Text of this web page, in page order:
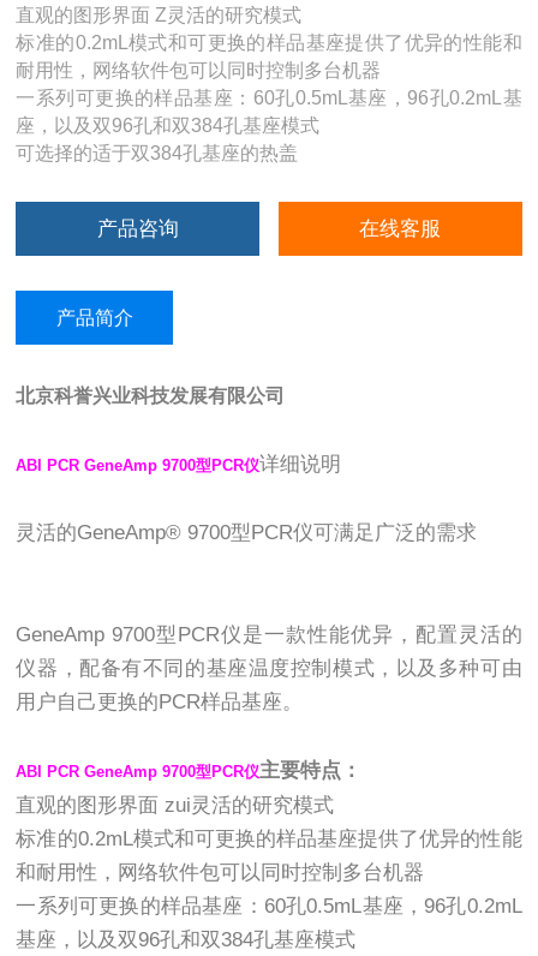
直观的图形界面 Z灵活的研究模式
标准的0.2mL模式和可更换的样品基座提供了优异的性能和
耐用性，网络软件包可以同时控制多台机器
一系列可更换的样品基座：60孔0.5mL基座，96孔0.2mL基
座，以及双96孔和双384孔基座模式
可选择的适于双384孔基座的热盖
产品咨询 在线客服
产品简介
北京科誉兴业科技发展有限公司
ABI PCR GeneAmp 9700型PCR仪详细说明
灵活的GeneAmp® 9700型PCR仪可满足广泛的需求
GeneAmp 9700型PCR仪是一款性能优异，配置灵活的
仪器，配备有不同的基座温度控制模式，以及多种可由
用户自己更换的PCR样品基座。
ABI PCR GeneAmp 9700型PCR仪主要特点：
直观的图形界面 zui灵活的研究模式
标准的0.2mL模式和可更换的样品基座提供了优异的性能
和耐用性，网络软件包可以同时控制多台机器
一系列可更换的样品基座：60孔0.5mL基座，96孔0.2mL
基座，以及双96孔和双384孔基座模式